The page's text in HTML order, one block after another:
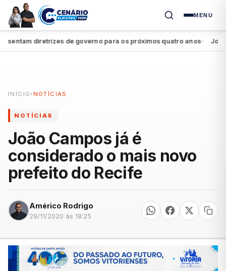
MENU
diretrizes de governo para os próximos quatro anos● João
INÍCIO › NOTÍCIAS
NOTÍCIAS
João Campos já é
considerado o mais novo
prefeito do Recife
Américo Rodrigo
29/11/2020 às 18:25